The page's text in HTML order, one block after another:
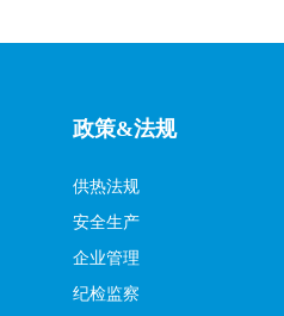
政策&法规
供热法规
安全生产
企业管理
纪检监察